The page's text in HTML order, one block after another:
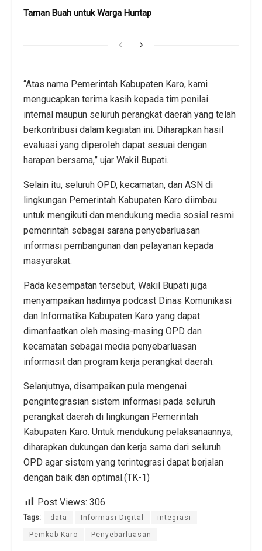
Taman Buah untuk Warga Huntap
“Atas nama Pemerintah Kabupaten Karo, kami
mengucapkan terima kasih kepada tim penilai
internal maupun seluruh perangkat daerah yang telah
berkontribusi dalam kegiatan ini. Diharapkan hasil
evaluasi yang diperoleh dapat sesuai dengan
harapan bersama,” ujar Wakil Bupati.
Selain itu, seluruh OPD, kecamatan, dan ASN di
lingkungan Pemerintah Kabupaten Karo diimbau
untuk mengikuti dan mendukung media sosial resmi
pemerintah sebagai sarana penyebarluasan
informasi pembangunan dan pelayanan kepada
masyarakat.
Pada kesempatan tersebut, Wakil Bupati juga
menyampaikan hadirnya podcast Dinas Komunikasi
dan Informatika Kabupaten Karo yang dapat
dimanfaatkan oleh masing-masing OPD dan
kecamatan sebagai media penyebarluasan
informasit dan program kerja perangkat daerah.
Selanjutnya, disampaikan pula mengenai
pengintegrasian sistem informasi pada seluruh
perangkat daerah di lingkungan Pemerintah
Kabupaten Karo. Untuk mendukung pelaksanaannya,
diharapkan dukungan dan kerja sama dari seluruh
OPD agar sistem yang terintegrasi dapat berjalan
dengan baik dan optimal.(TK-1)
Post Views: 306
Tags: data Informasi Digital integrasi
Pemkab Karo Penyebarluasan